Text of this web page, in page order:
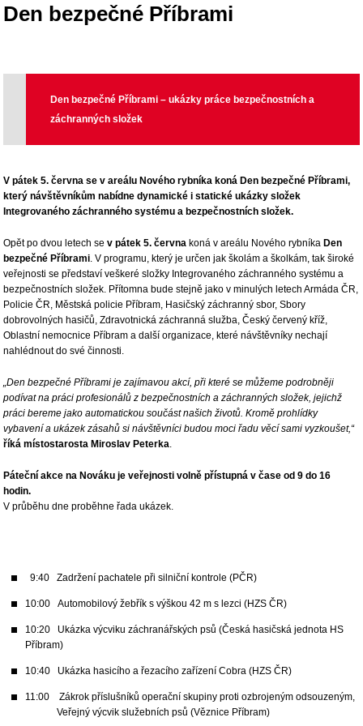
Den bezpečné Příbrami
Den bezpečné Příbrami – ukázky práce bezpečnostních a
záchranných složek
V pátek 5. června se v areálu Nového rybníka koná Den bezpečné Příbrami,
který návštěvníkům nabídne dynamické i statické ukázky složek
Integrovaného záchranného systému a bezpečnostních složek.
Opět po dvou letech sev pátek 5. června koná v areálu Nového rybníka Den
bezpečné Příbrami. V programu, který je určen jak školám a školkám, tak široké
veřejnosti se představí veškeré složky Integrovaného záchranného systému a
bezpečnostních složek. Přítomna bude stejně jako v minulých letech Armáda ČR,
Policie ČR, Městská policie Příbram, Hasičský záchranný sbor, Sbory
dobrovolných hasičů, Zdravotnická záchranná služba, Český červený kříž,
Oblastní nemocnice Příbram a další organizace, které návštěvníky nechají
nahlédnout do své činnosti.
„Den bezpečné Příbrami je zajímavou akcí, při které se můžeme podrobněji
podívat na práci profesionálů z bezpečnostních a záchranných složek, jejichž
práci bereme jako automatickou součást našich životů. Kromě prohlídky
vybavení a ukázek zásahů si návštěvníci budou moci řadu věcí sami vyzkoušet,“
říká místostarosta Miroslav Peterka.
Páteční akce na Nováku je veřejnosti volně přístupná v čase od 9 do 16
hodin.
V průběhu dne proběhne řada ukázek.
9:40 Zadržení pachatele při silniční kontrole (PČR)
10:00 Automobilový žebřík s výškou 42 m s lezci (HZS ČR)
10:20 Ukázka výcviku záchranářských psů (Česká hasičská jednota HS
Příbram)
10:40 Ukázka hasicího a řezacího zařízení Cobra (HZS ČR)
11:00 Zákrok příslušníků operační skupiny proti ozbrojeným odsouzeným,
Veřejný výcvik služebních psů (Věznice Příbram)